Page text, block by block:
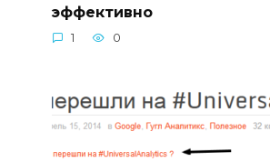
эффективно
1 0